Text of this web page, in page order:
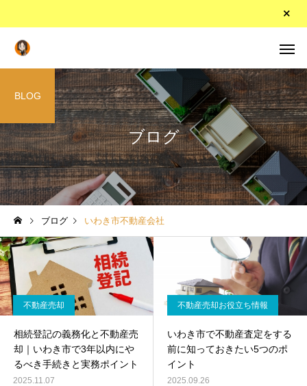
ブログ
BLOG
ブログ いわき市不動産会社
不動産売却
相続登記の義務化と不動産売
却｜いわき市で3年以内にや
るべき手続きと実務ポイント
2025.11.07
不動産売却お役立ち情報
いわき市で不動産査定をする
前に知っておきたい5つのポ
イント
2025.09.26